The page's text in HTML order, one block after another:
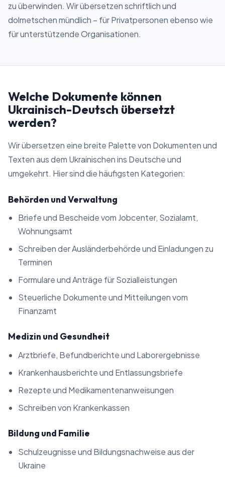
zu überwinden. Wir übersetzen schriftlich und
dolmetschen mündlich – für Privatpersonen ebenso wie
für unterstützende Organisationen.
Welche Dokumente können
Ukrainisch-Deutsch übersetzt
werden?
Wir übersetzen eine breite Palette von Dokumenten und
Texten aus dem Ukrainischen ins Deutsche und
umgekehrt. Hier sind die häufigsten Kategorien:
Behörden und Verwaltung
Briefe und Bescheide vom Jobcenter, Sozialamt,
Wohnungsamt
Schreiben der Ausländerbehörde und Einladungen zu
Terminen
Formulare und Anträge für Sozialleistungen
Steuerliche Dokumente und Mitteilungen vom
Finanzamt
Medizin und Gesundheit
Arztbriefe, Befundberichte und Laborergebnisse
Krankenhausberichte und Entlassungsbriefe
Rezepte und Medikamentenanweisungen
Schreiben von Krankenkassen
Bildung und Familie
Schulzeugnisse und Bildungsnachweise aus der
Ukraine